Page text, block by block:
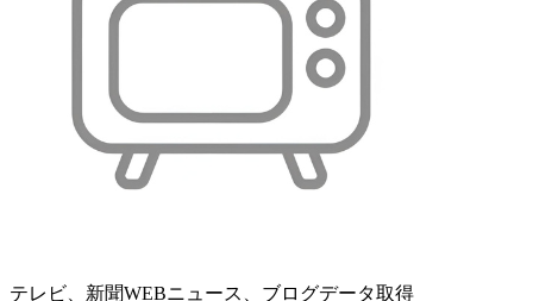
テレビ、新聞WEBニュース、ブログデータ取得